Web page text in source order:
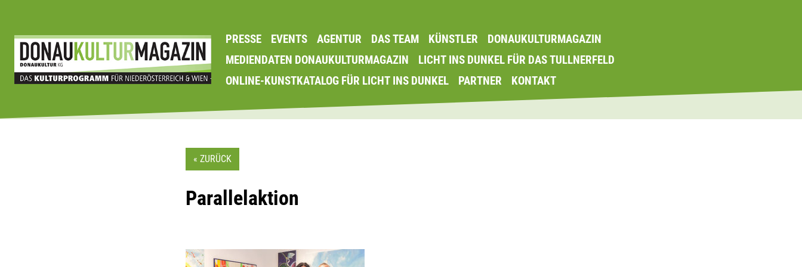
content
PRESSE EVENTS AGENTUR DAS TEAM KÜNSTLER
DONAUKULTURMAGAZIN
MEDIENDATEN DONAUKULTURMAGAZIN
LICHT INS DUNKEL FÜR DAS TULLNERFELD
ONLINE-KUNSTKATALOG FÜR LICHT INS DUNKEL
PARTNER KONTAKT
« ZURÜCK
Parallelaktion